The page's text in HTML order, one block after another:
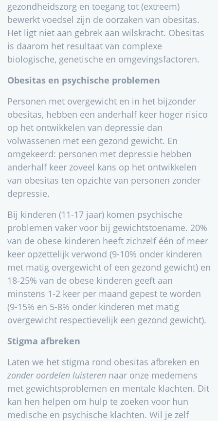
gezondheidszorg en toegang tot (extreem)
bewerkt voedsel zijn de oorzaken van obesitas.
Het ligt niet aan gebrek aan wilskracht. Obesitas
is daarom het resultaat van complexe
biologische, genetische en omgevingsfactoren.
Obesitas en psychische problemen
Personen met overgewicht en in het bijzonder
obesitas, hebben een anderhalf keer hoger risico
op het ontwikkelen van depressie dan
volwassenen met een gezond gewicht. En
omgekeerd: personen met depressie hebben
anderhalf keer zoveel kans op het ontwikkelen
van obesitas ten opzichte van personen zonder
depressie.
Bij kinderen (11-17 jaar) komen psychische
problemen vaker voor bij gewichtstoename. 20%
van de obese kinderen heeft zichzelf één of meer
keer opzettelijk verwond (9-10% onder kinderen
met matig overgewicht of een gezond gewicht) en
18-25% van de obese kinderen geeft aan
minstens 1-2 keer per maand gepest te worden
(9-15% en 5-8% onder kinderen met matig
overgewicht respectievelijk een gezond gewicht).
Stigma afbreken
Laten we het stigma rond obesitas afbreken en
zonder oordelen luisteren naar onze medemens
met gewichtsproblemen en mentale klachten. Dit
kan hen helpen om hulp te zoeken voor hun
medische en psychische klachten. Wil je zelf